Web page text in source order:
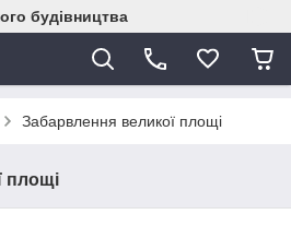
будівництва
Забарвлення великої площі
площі